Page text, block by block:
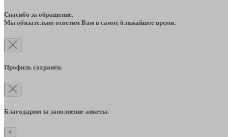
Спасибо за обращение.
Мы обязательно ответим Вам в самое ближайшее время.
Профиль сохранён.
Благодарим за заполнение анкеты.
×